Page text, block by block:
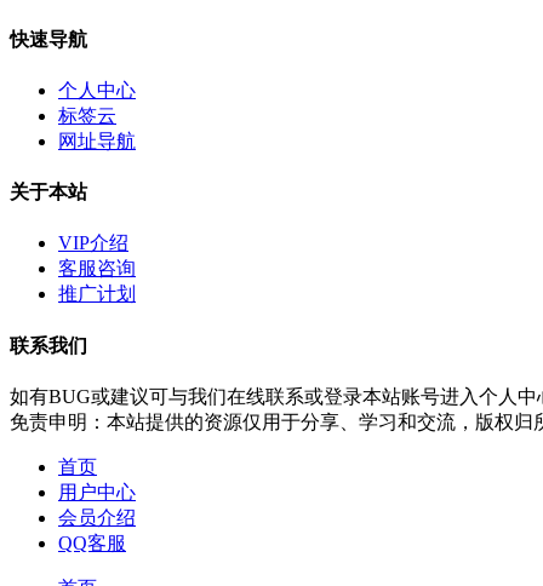
快速导航
个人中心
标签云
网址导航
关于本站
VIP介绍
客服咨询
推广计划
联系我们
如有BUG或建议可与我们在线联系或登录本站账号进入个人中
免责申明：本站提供的资源仅用于分享、学习和交流，版权
首页
用户中心
会员介绍
QQ客服